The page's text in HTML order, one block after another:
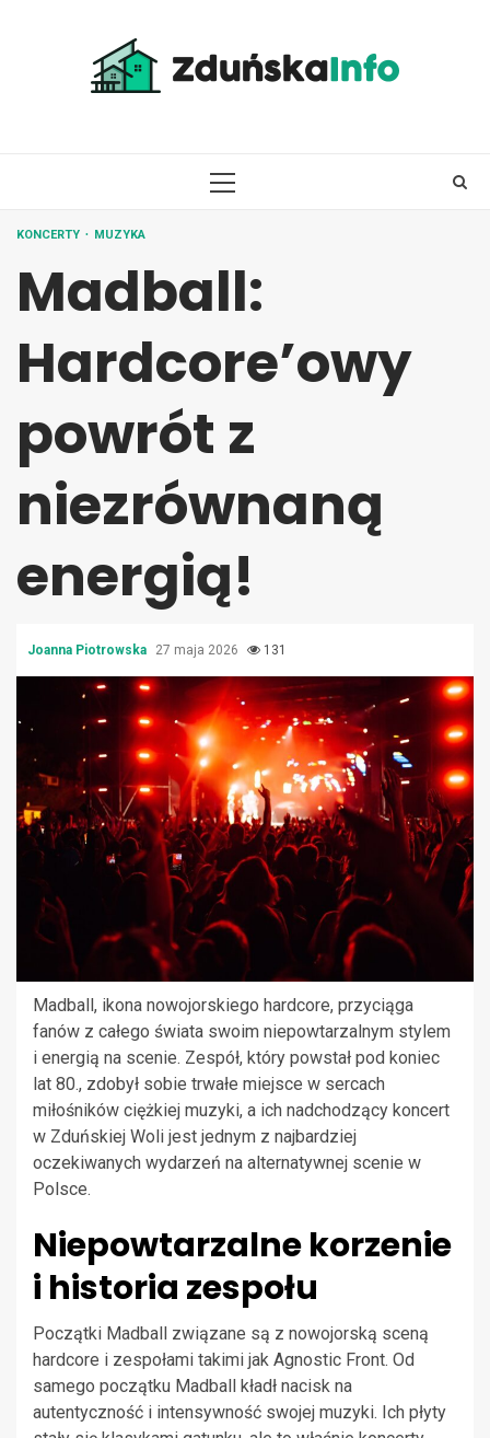
PRIMARY
KONCERTY MUZYKA
Madball:
Hardcore’owy
powrót z
niezrównaną
energią!
Joanna Piotrowska 27 maja 2026 131
Madball, ikona nowojorskiego hardcore, przyciąga
fanów z całego świata swoim niepowtarzalnym stylem
i energią na scenie. Zespół, który powstał pod koniec
lat 80., zdobył sobie trwałe miejsce w sercach
miłośników ciężkiej muzyki, a ich nadchodzący koncert
w Zduńskiej Woli jest jednym z najbardziej
oczekiwanych wydarzeń na alternatywnej scenie w
Polsce.
Niepowtarzalne korzenie
i historia zespołu
Początki Madball związane są z nowojorską sceną
hardcore i zespołami takimi jak Agnostic Front. Od
samego początku Madball kładł nacisk na
autentyczność i intensywność swojej muzyki. Ich płyty